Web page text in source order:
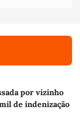
por vizinho
de indenização